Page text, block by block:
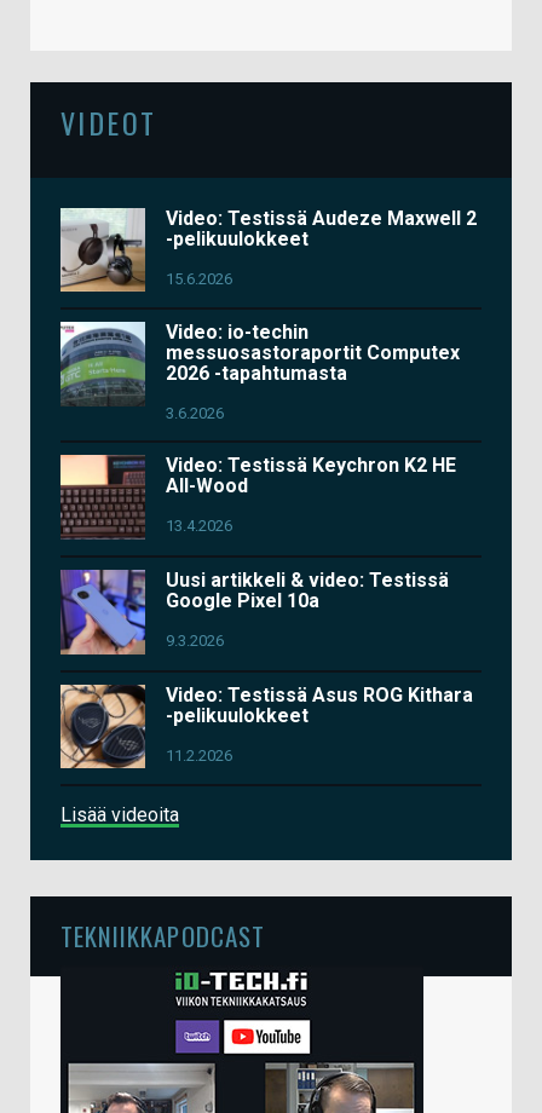
VIDEOT
Video: Testissä Audeze Maxwell 2
-pelikuulokkeet
15.6.2026
Video: io-techin
messuosastoraportit Computex
2026 -tapahtumasta
3.6.2026
Video: Testissä Keychron K2 HE
All-Wood
13.4.2026
Uusi artikkeli & video: Testissä
Google Pixel 10a
9.3.2026
Video: Testissä Asus ROG Kithara
-pelikuulokkeet
11.2.2026
Lisää videoita
TEKNIIKKAPODCAST